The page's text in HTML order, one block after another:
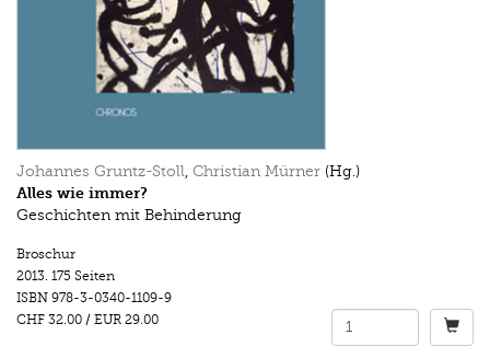
Johannes Gruntz-Stoll Christian Mürner (Hg.)
Alles wie immer?
Geschichten mit Behinderung
Broschur
2013. 175 Seiten
ISBN 978-3-0340-1109-9
CHF 32.00 / EUR 29.00